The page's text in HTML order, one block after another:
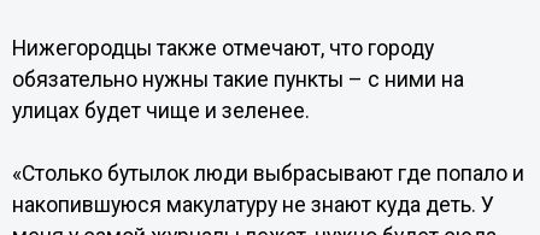
Нижегородцы также отмечают, что городу
обязательно нужны такие пункты – с ними на
улицах будет чище и зеленее.
«Столько бутылок люди выбрасывают где попало и
накопившуюся макулатуру не знают куда деть. У